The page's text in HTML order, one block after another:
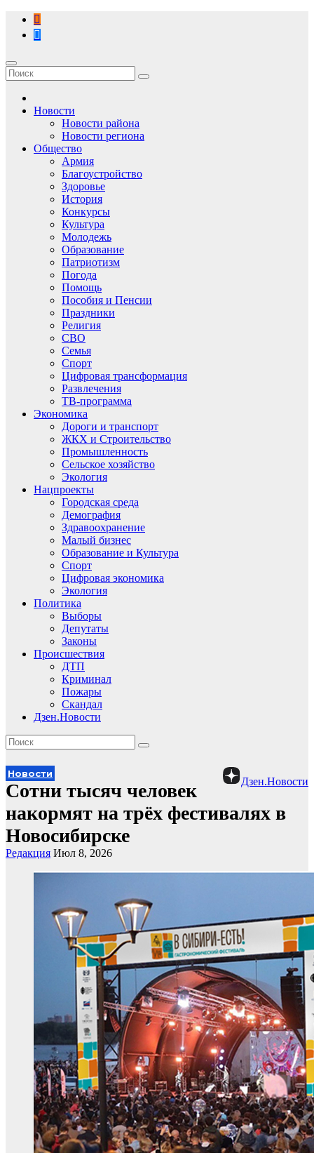
Перейти
содержимому
Новости
Новости района
Новости региона
Общество
Армия
Благоустройство
Здоровье
История
Конкурсы
Культура
Молодежь
Образование
Патриотизм
Погода
Помощь
Пособия и Пенсии
Праздники
Религия
СВО
Семья
Спорт
Цифровая трансформация
Развлечения
ТВ-программа
Экономика
Дороги и транспорт
ЖКХ и Строительство
Промышленность
Сельское хозяйство
Экология
Нацпроекты
Городская среда
Демография
Здравоохранение
Малый бизнес
Образование и Культура
Спорт
Цифровая экономика
Экология
Политика
Выборы
Депутаты
Законы
Происшествия
ДТП
Криминал
Пожары
Скандал
Дзен.Новости
Дзен.Новости
Новости
Сотни тысяч человек
накормят на трёх фестивалях в
Новосибирске
Редакция Июл 8, 2026